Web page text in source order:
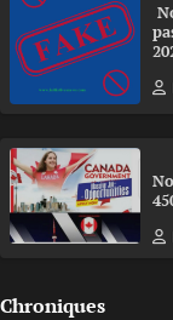
Chroniques